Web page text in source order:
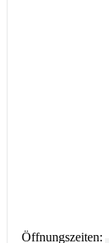
Öffnungszeiten: